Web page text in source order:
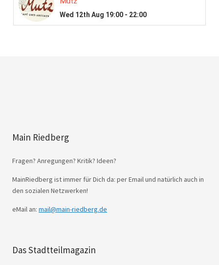
Main Riedberg
Fragen? Anregungen? Kritik? Ideen?
MainRiedberg ist immer für Dich da: per Email und natürlich auch in
den sozialen Netzwerken!
eMail an: mail@main-riedberg.de
Das Stadtteilmagazin